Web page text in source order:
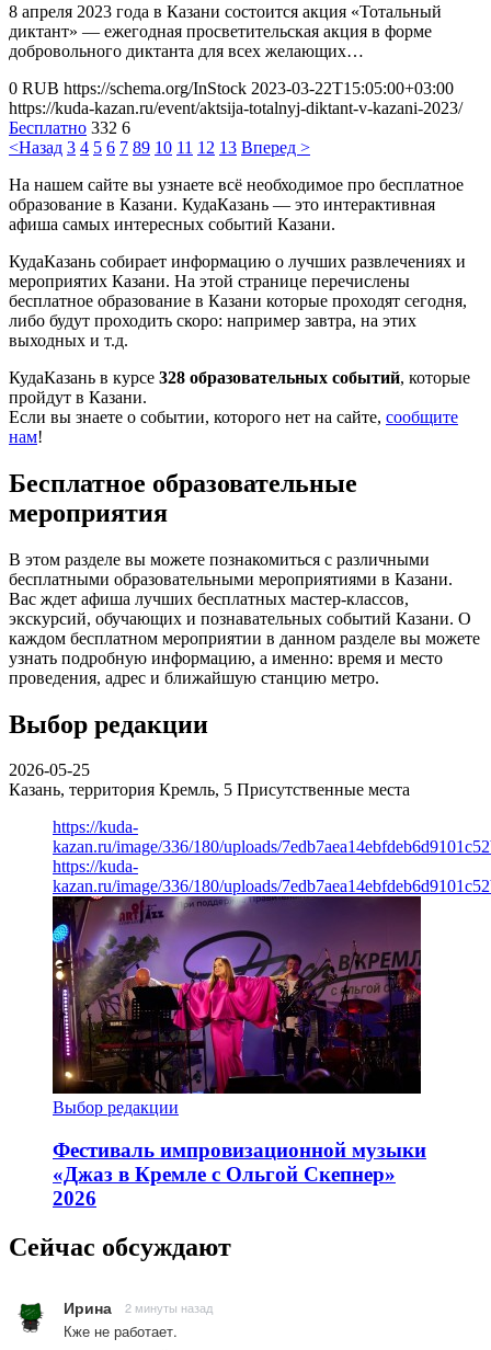
8 апреля 2023 года в Казани состоится акция «Тотальный
диктант» — ежегодная просветительская акция в форме
добровольного диктанта для всех желающих…
0 RUB https://schema.org/InStock 2023-03-22T15:05:00+03:00
https://kuda-kazan.ru/event/aktsija-totalnyj-diktant-v-kazani-2023/
Бесплатно 332 6
<Назад 3 4 5 6 7 89 10 11 12 13 Вперед >
На нашем сайте вы узнаете всё необходимое про бесплатное
образование в Казани. КудаКазань — это интерактивная
афиша самых интересных событий Казани.
КудаКазань собирает информацию о лучших развлечениях и
мероприятих Казани. На этой странице перечислены
бесплатное образование в Казани которые проходят сегодня,
либо будут проходить скоро: например завтра, на этих
выходных и т.д.
КудаКазань в курсе 328 образовательных событий, которые
пройдут в Казани.
Если вы знаете о событии, которого нет на сайте, сообщите
нам!
Бесплатное образовательные
мероприятия
В этом разделе вы можете познакомиться с различными
бесплатными образовательными мероприятиями в Казани.
Вас ждет афиша лучших бесплатных мастер-классов,
экскурсий, обучающих и познавательных событий Казани. О
каждом бесплатном мероприятии в данном разделе вы можете
узнать подробную информацию, а именно: время и место
проведения, адрес и ближайшую станцию метро.
Выбор редакции
2026-05-25
Казань, территория Кремль, 5 Присутственные места
https://kuda-
kazan.ru/image/336/180/uploads/
https://kuda-
kazan.ru/image/336/180/uploads/
Выбор редакции
Фестиваль импровизационной музыки
«Джаз в Кремле с Ольгой Скепнер»
2026
Сейчас обсуждают
Ирина 2 минуты назад
Кже не работает.